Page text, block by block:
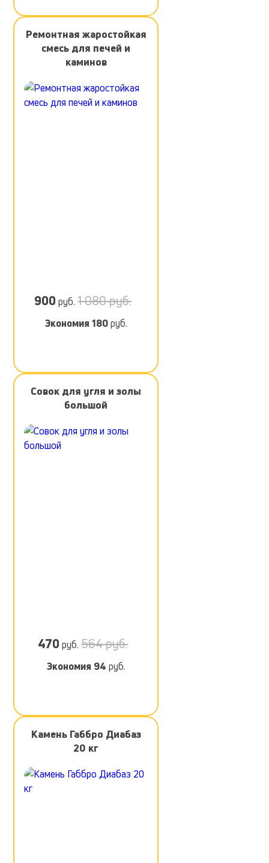
Ремонтная жаростойкая
смесь для печей и
каминов
900 руб.1 080 руб.
Экономия 180руб.
Сoвок для yгля и зoлы
бoльшой
470 руб.564 руб.
Экономия 94 руб.
Камень Габбро Диабаз
20 кг